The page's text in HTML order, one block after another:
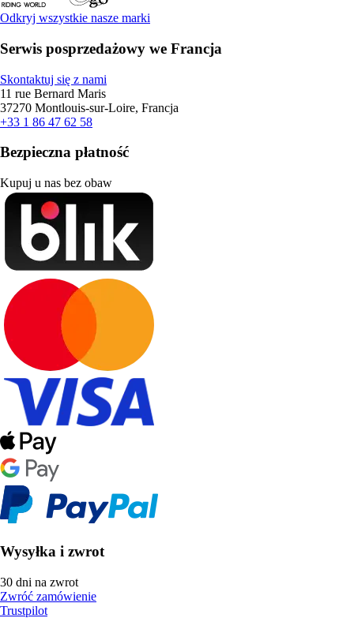
Odkryj wszystkie nasze marki
Serwis posprzedażowy we Francja
Skontaktuj się z nami
11 rue Bernard Maris
37270 Montlouis-sur-Loire, Francja
+33 1 86 47 62 58
Bezpieczna płatność
Kupuj u nas bez obaw
Wysyłka i zwrot
30 dni na zwrot
Zwróć zamówienie
Trustpilot